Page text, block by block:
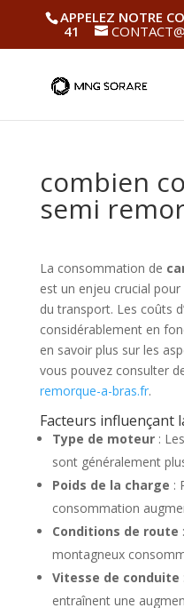
APPELEZ NOTRE
41
combien
semi
La consommation de
est un enjeu crucial
du transport. Les coûts
considérablement en
en savoir plus sur les
vous pouvez consulter
remorque-a-bras.fr.
Facteurs influençant
Type de moteur:
sont généralement
Poids de la charge :
consommation
Conditions de route
montagneux
Vitesse de conduite
entraînent une